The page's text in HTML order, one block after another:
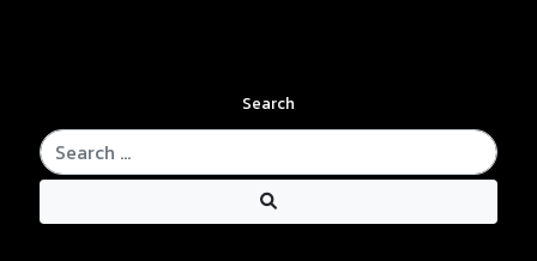
Search